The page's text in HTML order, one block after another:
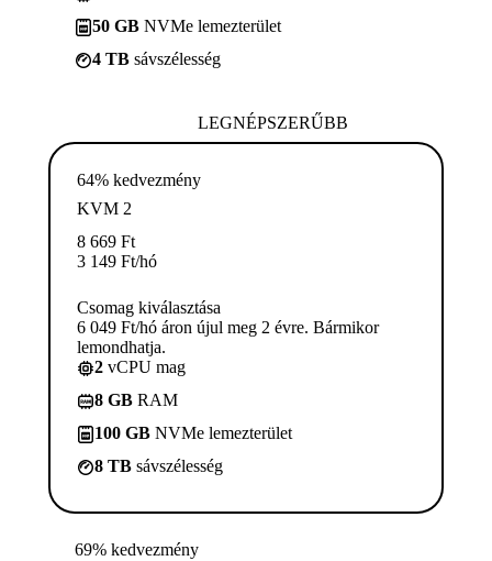
50 GB NVMe lemezterület
4 TB sávszélesség
LEGNÉPSZERŰBB
64% kedvezmény
KVM 2
8 669 Ft
3 149 Ft/hó
Csomag kiválasztása
6 049 Ft/hó áron újul meg 2 évre. Bármikor
lemondhatja.
2 vCPU mag
8 GB RAM
100 GB NVMe lemezterület
8 TB sávszélesség
69% kedvezmény